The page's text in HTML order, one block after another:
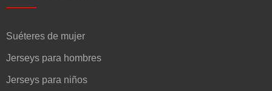
Suéteres de mujer
Jerseys para hombres
Jerseys para niños